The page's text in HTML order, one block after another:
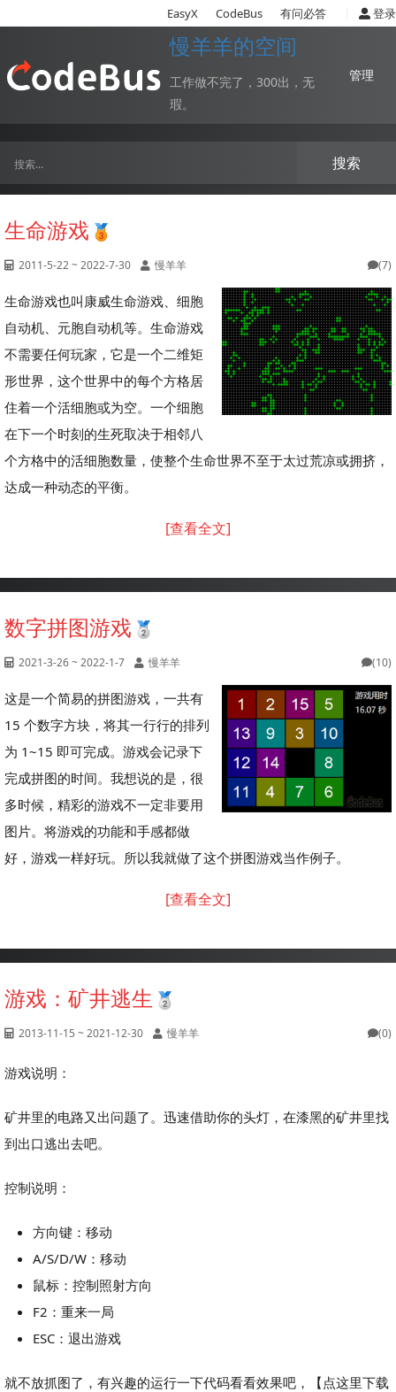
EasyX CodeBus 有问必答 登录
慢羊羊的空间
工作做不完了，300出，无
瑕。
管理
生命游戏
2011-5-22 ~ 2022-7-30 慢羊羊 (7)
生命游戏也叫康威生命游戏、细胞
自动机、元胞自动机等。生命游戏
不需要任何玩家，它是一个二维矩
形世界，这个世界中的每个方格居
住着一个活细胞或为空。一个细胞
在下一个时刻的生死取决于相邻八
个方格中的活细胞数量，使整个生命世界不至于太过荒凉或拥挤，
达成一种动态的平衡。
[查看全文]
数字拼图游戏
2021-3-26 ~ 2022-1-7 慢羊羊 (10)
这是一个简易的拼图游戏，一共有
15 个数字方块，将其一行行的排列
为 1~15 即可完成。游戏会记录下
完成拼图的时间。我想说的是，很
多时候，精彩的游戏不一定非要用
图片。将游戏的功能和手感都做
好，游戏一样好玩。所以我就做了这个拼图游戏当作例子。
[查看全文]
游戏：矿井逃生
2013-11-15 ~ 2021-12-30 慢羊羊 (0)
游戏说明：
矿井里的电路又出问题了。迅速借助你的头灯，在漆黑的矿井里找
到出口逃出去吧。
控制说明：
方向键：移动
A/S/D/W：移动
鼠标：控制照射方向
F2：重来一局
ESC：退出游戏
就不放抓图了，有兴趣的运行一下代码看看效果吧，【点这里下载
搜索